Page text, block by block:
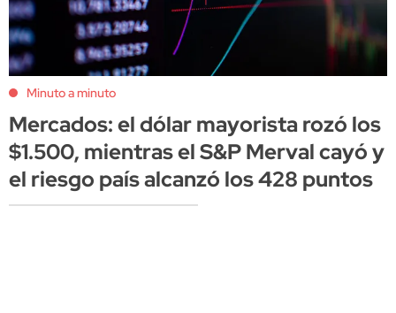
Minuto a minuto
Mercados: el dólar mayorista rozó los
$1.500, mientras el S&P Merval cayó y
el riesgo país alcanzó los 428 puntos